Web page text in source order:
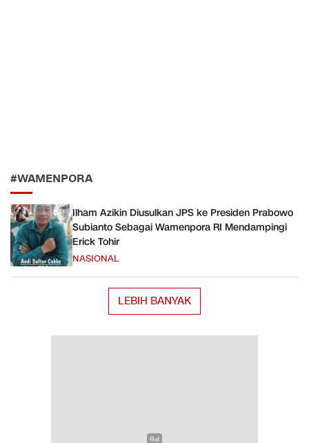
#WAMENPORA
Ilham Azikin Diusulkan JPS ke Presiden Prabowo
Subianto Sebagai Wamenpora RI Mendampingi
Erick Tohir
NASIONAL
LEBIH BANYAK